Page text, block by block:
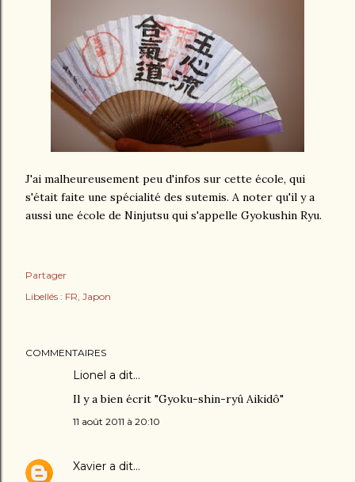
J'ai malheureusement peu d'infos sur cette école, qui
s'était faite une spécialité des sutemis. A noter qu'il y a
aussi une école de Ninjutsu qui s'appelle Gyokushin Ryu.
Partager
Libellés : FR Japon
COMMENTAIRES
Lionel a dit…
Il y a bien écrit "Gyoku-shin-ryû Aikidô"
11 août 2011 à 20:10
Xavier a dit…